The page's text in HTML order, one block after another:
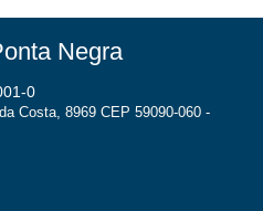
Negra
0
Costa, 8969 CEP 59090-060 -